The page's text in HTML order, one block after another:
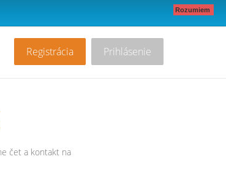
Rozumiem
Registrácia Prihlásenie
čet a kontakt na